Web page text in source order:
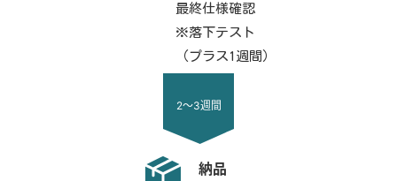
最終仕様確認
※落下テスト
（プラス1週間）
2～3週間
納品